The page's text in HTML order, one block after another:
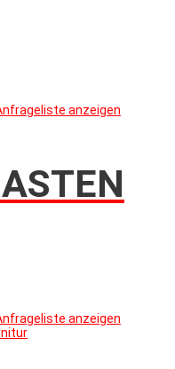
anzeigen
anzeigen